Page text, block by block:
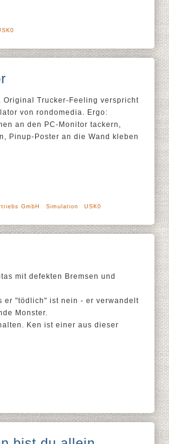
Original Trucker-Feeling verspricht
von rondomedia. Ergo:
an den PC-Monitor tackern,
Pinup-Poster an die Wand kleben
GmbH Simulation USK0
mit defekten Bremsen und
er "tödlich" ist nein - er verwandelt
Monster.
Ken ist einer aus dieser